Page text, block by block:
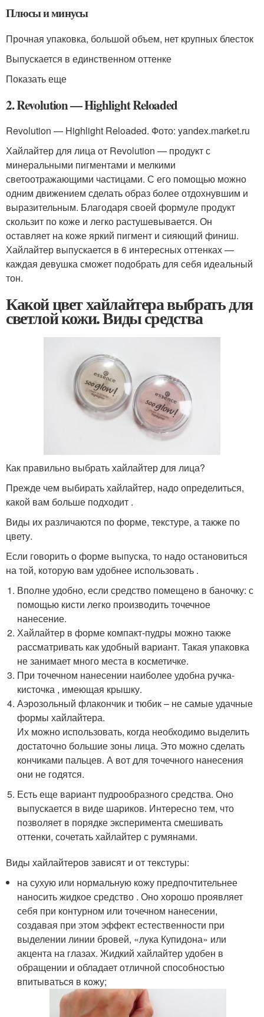
Плюсы и минусы
Прочная упаковка, большой объем, нет крупных блесток
Выпускается в единственном оттенке
Показать еще
2. Revolution — Highlight Reloaded
Revolution — Highlight Reloaded. Фото: yandex.market.ru
Хайлайтер для лица от Revolution — продукт с
минеральными пигментами и мелкими
светоотражающими частицами. С его помощью можно
одним движением сделать образ более отдохнувшим и
выразительным. Благодаря своей формуле продукт
скользит по коже и легко растушевывается. Он
оставляет на коже яркий пигмент и сияющий финиш.
Хайлайтер выпускается в 6 интересных оттенках —
каждая девушка сможет подобрать для себя идеальный
тон.
Какой цвет хайлайтера выбрать для
светлой кожи. Виды средства
Как правильно выбрать хайлайтер для лица?
Прежде чем выбирать хайлайтер, надо определиться,
какой вам больше подходит .
Виды их различаются по форме, текстуре, а также по
цвету.
Если говорить о форме выпуска, то надо остановиться
на той, которую вам удобнее использовать .
Вполне удобно, если средство помещено в баночку: с
помощью кисти легко производить точечное
нанесение.
Хайлайтер в форме компакт-пудры можно также
рассматривать как удобный вариант. Такая упаковка
не занимает много места в косметичке.
При точечном нанесении наиболее удобна ручка-
кисточка , имеющая крышку.
Аэрозольный флакончик и тюбик – не самые удачные
формы хайлайтера.
Их можно использовать, когда необходимо выделить
достаточно большие зоны лица. Это можно сделать
кончиками пальцев. А вот для точечного нанесения
они не годятся.
Есть еще вариант пудрообразного средства. Оно
выпускается в виде шариков. Интересно тем, что
позволяет в порядке эксперимента смешивать
оттенки, сочетать хайлайтер с румянами.
Виды хайлайтеров зависят и от текстуры:
на сухую или нормальную кожу предпочтительнее
наносить жидкое средство . Оно хорошо проявляет
себя при контурном или точечном нанесении,
создавая при этом эффект естественности при
выделении линии бровей, «лука Купидона» или
акцента на глазах. Жидкий хайлайтер удобен в
обращении и обладает отличной способностью
впитываться в кожу;